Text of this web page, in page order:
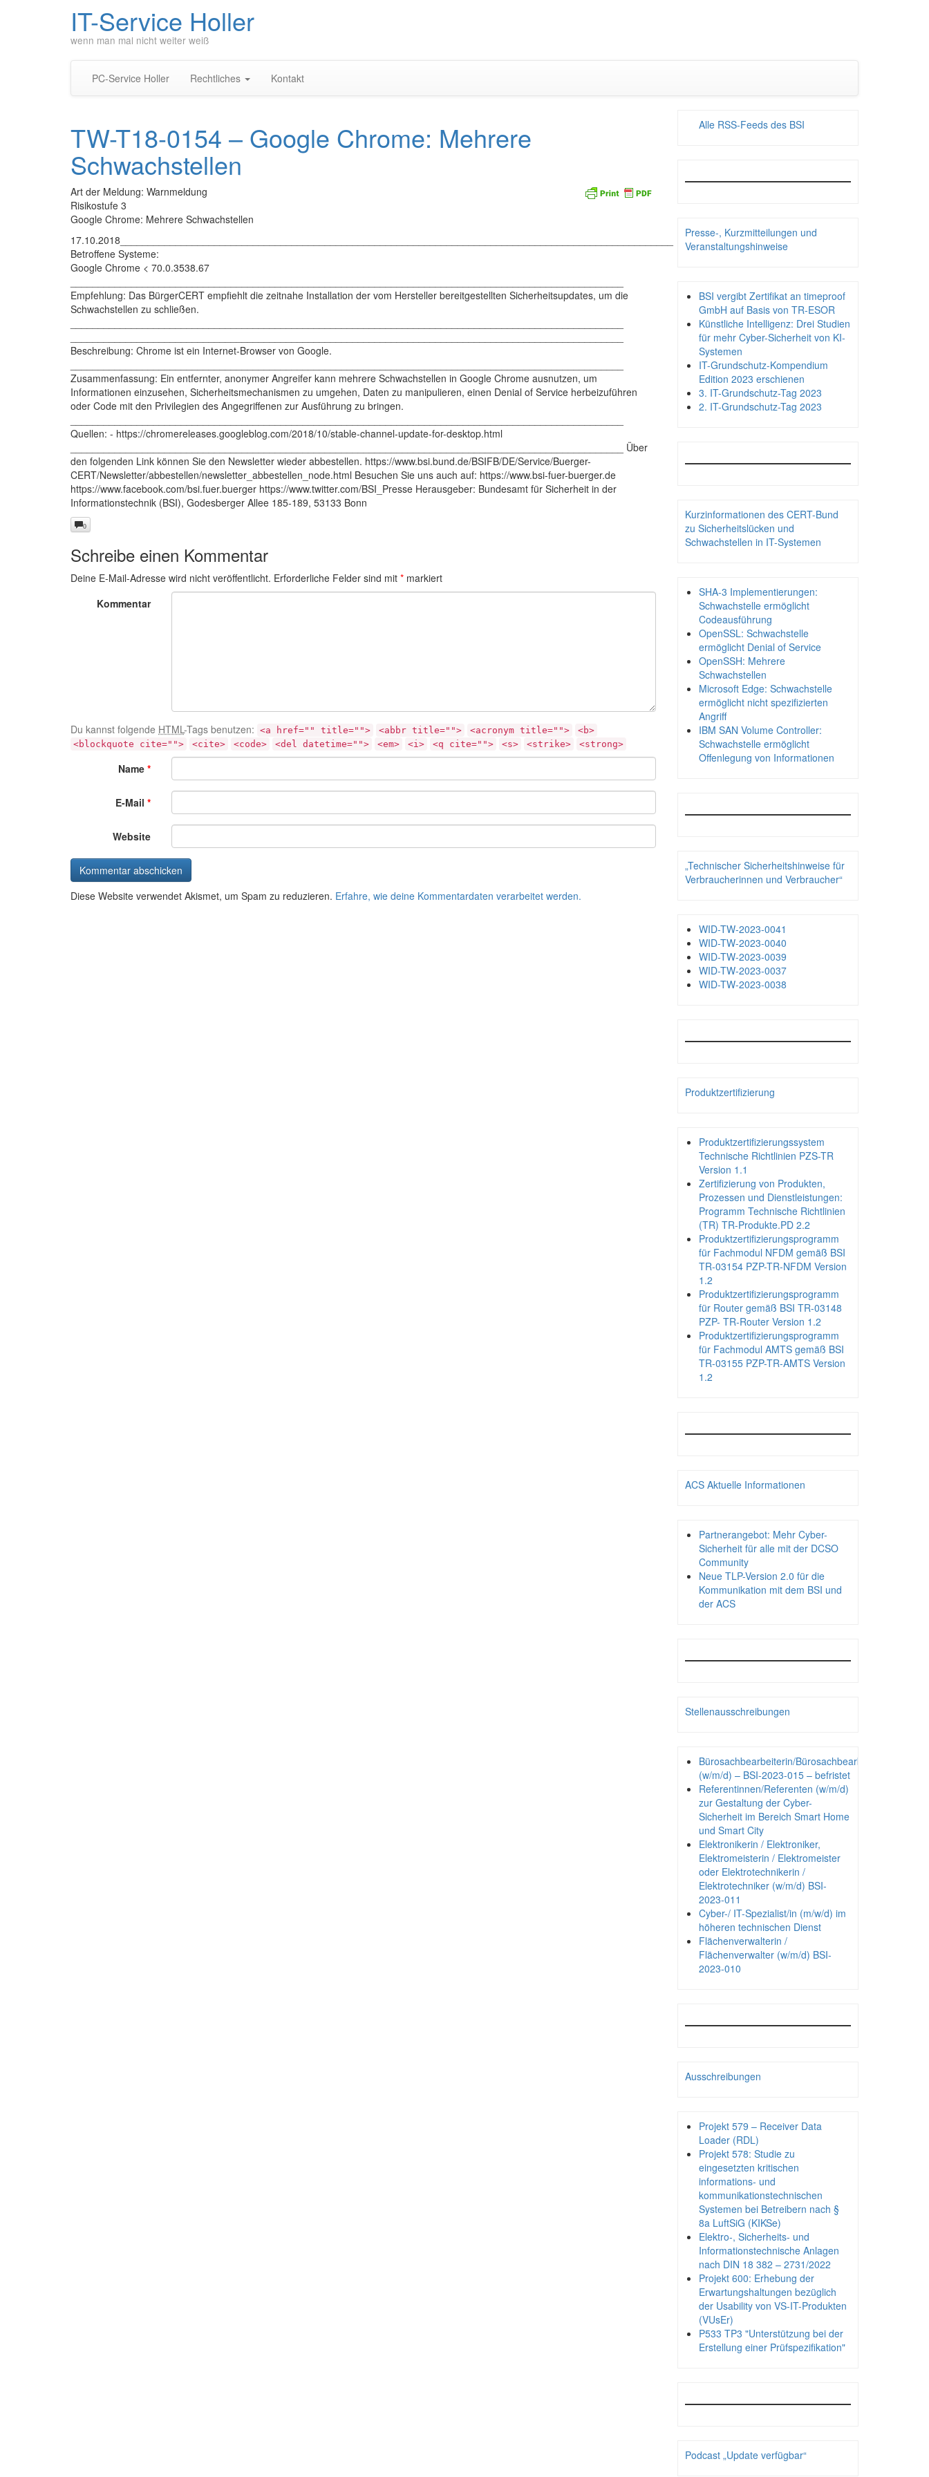
IT-Service Holler
wenn man mal nicht weiter weiß
PC-Service Holler Rechtliches Kontakt
TW-T18-0154 – Google Chrome: Mehrere
Schwachstellen
Art der Meldung: Warnmeldung
Risikostufe 3
Google Chrome: Mehrere Schwachstellen
17.10.2018____________________________________________________________________________________________________
Betroffene Systeme:
Google Chrome < 70.0.3538.67
Empfehlung: Das BürgerCERT empfiehlt die zeitnahe Installation der vom Hersteller bereitgestellten Sicherheitsupdates, um die
Schwachstellen zu schließen.
Beschreibung: Chrome ist ein Internet-Browser von Google.
Zusammenfassung: Ein entfernter, anonymer Angreifer kann mehrere Schwachstellen in Google Chrome ausnutzen, um
Informationen einzusehen, Sicherheitsmechanismen zu umgehen, Daten zu manipulieren, einen Denial of Service herbeizuführen
oder Code mit den Privilegien des Angegriffenen zur Ausführung zu bringen.
Quellen: - https://chromereleases.googleblog.com/2018/10/stable-channel-update-for-desktop.html
____________________________________________________________________________________________________ Über
den folgenden Link können Sie den Newsletter wieder abbestellen. https://www.bsi.bund.de/BSIFB/DE/Service/Buerger-
CERT/Newsletter/abbestellen/newsletter_abbestellen_node.html Besuchen Sie uns auch auf: https://www.bsi-fuer-buerger.de
https://www.facebook.com/bsi.fuer.buerger https://www.twitter.com/BSI_Presse Herausgeber: Bundesamt für Sicherheit in der
Informationstechnik (BSI), Godesberger Allee 185-189, 53133 Bonn
0
Schreibe einen Kommentar
Deine E-Mail-Adresse wird nicht veröffentlicht. Erforderliche Felder sind mit * markiert
Kommentar
Du kannst folgende HTML-Tags benutzen: <a href="" title=""> <abbr title=""> <acronym title="">
<b>
<blockquote cite="">
<cite> <code> <del datetime=""> <em> <i> <q cite=""> <s> <strike> <strong>
Name*
E-Mail*
Website
Diese Website verwendet Akismet, um Spam zu reduzieren. Erfahre, wie deine Kommentardaten verarbeitet werden.
Alle RSS-Feeds des BSI
Presse-, Kurzmitteilungen und
Veranstaltungshinweise
BSI vergibt Zertifikat an timeproof
GmbH auf Basis von TR-ESOR
Künstliche Intelligenz: Drei Studien
für mehr Cyber-Sicherheit von KI-
Systemen
IT-Grundschutz-Kompendium
Edition 2023 erschienen
3. IT-Grundschutz-Tag 2023
2. IT-Grundschutz-Tag 2023
Kurzinformationen des CERT-Bund
zu Sicherheitslücken und
Schwachstellen in IT-Systemen
SHA-3 Implementierungen:
Schwachstelle ermöglicht
Codeausführung
OpenSSL: Schwachstelle
ermöglicht Denial of Service
OpenSSH: Mehrere
Schwachstellen
Microsoft Edge: Schwachstelle
ermöglicht nicht spezifizierten
Angriff
IBM SAN Volume Controller:
Schwachstelle ermöglicht
Offenlegung von Informationen
„Technischer Sicherheitshinweise für
Verbraucherinnen und Verbraucher“
WID-TW-2023-0041
WID-TW-2023-0040
WID-TW-2023-0039
WID-TW-2023-0037
WID-TW-2023-0038
Produktzertifizierung
Produktzertifizierungssystem
Technische Richtlinien PZS-TR
Version 1.1
Zertifizierung von Produkten,
Prozessen und Dienstleistungen:
Programm Technische Richtlinien
(TR) TR-Produkte.PD 2.2
Produktzertifizierungsprogramm
für Fachmodul NFDM gemäß BSI
TR-03154 PZP-TR-NFDM Version
1.2
Produktzertifizierungsprogramm
für Router gemäß BSI TR-03148
PZP- TR-Router Version 1.2
Produktzertifizierungsprogramm
für Fachmodul AMTS gemäß BSI
TR-03155 PZP-TR-AMTS Version
1.2
ACS Aktuelle Informationen
Partnerangebot: Mehr Cyber-
Sicherheit für alle mit der DCSO
Community
Neue TLP-Version 2.0 für die
Kommunikation mit dem BSI und
der ACS
Stellenausschreibungen
Bürosachbearbeiterin/Bürosachbearbeiter
(w/m/d) – BSI-2023-015 – befristet
Referentinnen/Referenten (w/m/d)
zur Gestaltung der Cyber-
Sicherheit im Bereich Smart Home
und Smart City
Elektronikerin / Elektroniker,
Elektromeisterin / Elektromeister
oder Elektrotechnikerin /
Elektrotechniker (w/m/d) BSI-
2023-011
Cyber-/ IT-Spezialist/in (m/w/d) im
höheren technischen Dienst
Flächenverwalterin /
Flächenverwalter (w/m/d) BSI-
2023-010
Ausschreibungen
Projekt 579 – Receiver Data
Loader (RDL)
Projekt 578: Studie zu
eingesetzten kritischen
informations- und
kommunikationstechnischen
Systemen bei Betreibern nach §
8a LuftSiG (KIKSe)
Elektro-, Sicherheits- und
Informationstechnische Anlagen
nach DIN 18 382 – 2731/2022
Projekt 600: Erhebung der
Erwartungshaltungen bezüglich
der Usability von VS-IT-Produkten
(VUsEr)
P533 TP3 "Unterstützung bei der
Erstellung einer Prüfspezifikation"
Podcast „Update verfügbar“